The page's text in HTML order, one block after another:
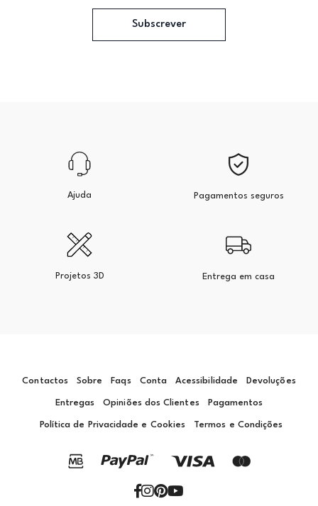
Subscrever
Ajuda Pagamentos seguros
Projetos 3D Entrega em casa
Contactos Sobre Faqs Conta Acessibilidade Devoluções
Entregas Opiniões dos Clientes Pagamentos
Política de Privacidade e Cookies Termos e Condições